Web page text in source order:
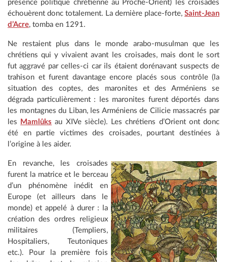
présence politique chrétienne au Proche-Orient) les croisades
échouèrent donc totalement. La dernière place-forte, Saint-Jean
d’Acre, tomba en 1291.
Ne restaient plus dans le monde arabo-musulman que les
chrétiens qui y vivaient avant les croisades, mais dont le sort
fut aggravé par celles-ci car ils étaient dorénavant suspects de
trahison et furent davantage encore placés sous contrôle (la
situation des coptes, des maronites et des Arméniens se
dégrada particulièrement : les maronites furent déportés dans
les montagnes du Liban, les Arméniens de Cilicie massacrés par
les
Mamlûks au XIVe siècle). Les chrétiens d’Orient ont donc
été en partie victimes des croisades, pourtant destinées à
l’origine à les aider.
En revanche, les croisades
furent la matrice et le berceau
d’un phénomène inédit en
Europe (et ailleurs dans le
monde) et appelé à durer : la
création des ordres religieux
militaires (Templiers,
Hospitaliers, Teutoniques
etc.). Pour la première fois